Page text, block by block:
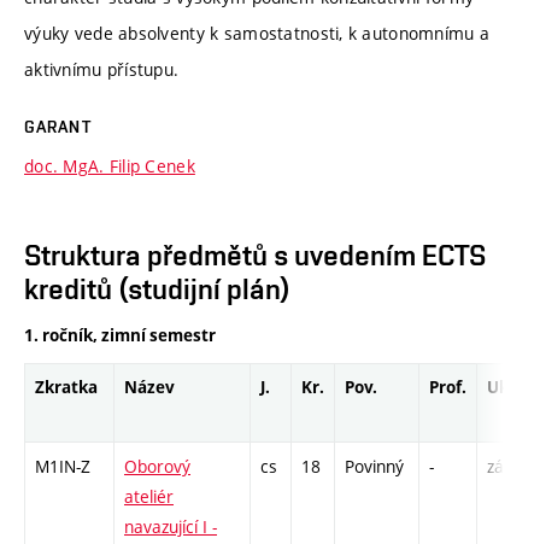
výuky vede absolventy k samostatnosti, k autonomnímu a
aktivnímu přístupu.
GARANT
doc. MgA. Filip Cenek
Struktura předmětů s uvedením ECTS
kreditů (studijní plán)
1. ročník, zimní semestr
Zkratka Název J. Kr. Pov. Prof. Uk.
M1IN-Z
Oborový
ateliér
navazující I -
cs 18 Povinný - zá,zk